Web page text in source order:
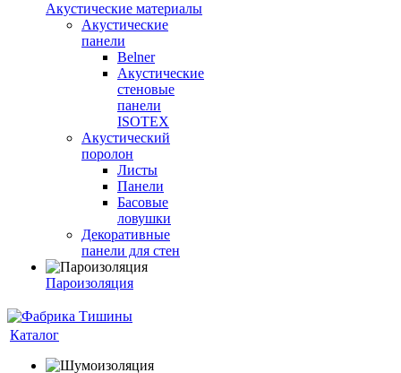
Акустические материалы
Акустические
панели
Belner
Акустические
стеновые
панели
ISOTEX
Акустический
поролон
Листы
Панели
Басовые
ловушки
Декоративные
панели для стен
Пароизоляция
Каталог